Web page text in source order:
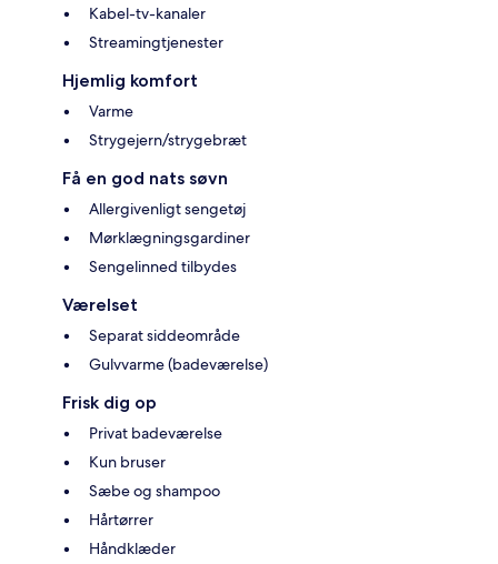
Kabel-tv-kanaler
Streamingtjenester
Hjemlig komfort
Varme
Strygejern/strygebræt
Få en god nats søvn
Allergivenligt sengetøj
Mørklægningsgardiner
Sengelinned tilbydes
Værelset
Separat siddeområde
Gulvvarme (badeværelse)
Frisk dig op
Privat badeværelse
Kun bruser
Sæbe og shampoo
Hårtørrer
Håndklæder